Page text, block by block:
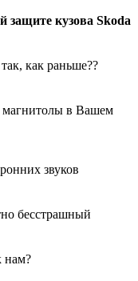
защите кузова Skoda
как раньше??
магнитолы в Вашем
звуков
бесстрашный
нам?